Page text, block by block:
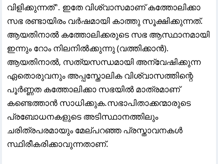
വിളിക്കുന്നത്". ഇതേ വിശ്വാസമാണ് കത്തോലിക്കാ
സഭ രണ്ടായിരം വർഷമായി കാത്തു സൂക്ഷിക്കുന്നത്.
ആയതിനാൽ കത്തോലിക്കരുടെ സഭ ആസ്ഥാനമായി
ഇന്നും റോം നിലനിൽക്കുന്നു (വത്തിക്കാൻ).
ആയതിനാൽ, സത്യസന്ധമായി അന്വേഷിക്കുന്ന
ഏതൊരുവനും അപ്പസ്തോലിക വിശ്വാസത്തിന്റെ
പൂർണ്ണത കത്തോലിക്കാ സഭയിൽ മാത്രമാണ്
കണ്ടെത്താൻ സാധിക്കുക.സഭാപിതാക്കന്മാരുടെ
പ്രബോധനകളുടെ അടിസ്ഥാനത്തിലും
ചരിത്രപരമായും മേല്പറഞ്ഞ പ്രസ്താവനകൾ
സ്ഥിരീകരിക്കാവുന്നതാണ്.